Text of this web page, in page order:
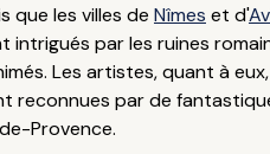
que les villes de Nîmes et d'
intrigués par les ruines
Les artistes, quant à
par de
Provence.